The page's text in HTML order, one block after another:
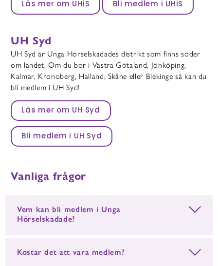
Läs mer om UHiS Bli medlem i UHiS
UH Syd
UH Syd är Unga Hörselskadades distrikt som finns söder
om landet. Om du bor i Västra Götaland, Jönköping,
Kalmar, Kronoberg, Halland, Skåne eller Blekinge så kan du
bli medlem i UH Syd!
Läs mer om UH Syd
Bli medlem i UH Syd
Vanliga frågor
Vem kan bli medlem i Unga
Hörselskadade?
Kostar det att vara medlem?